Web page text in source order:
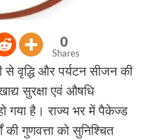
0
Shares
से वृद्धि और पर्यटन सीजन की
सुरक्षा एवं औषधि
गया है। राज्य भर में पैकेज्ड
गुणवत्ता को सुनिश्चित